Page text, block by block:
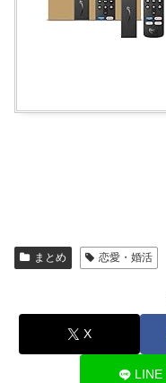
まとめ 恋愛・婚活
X
LINE